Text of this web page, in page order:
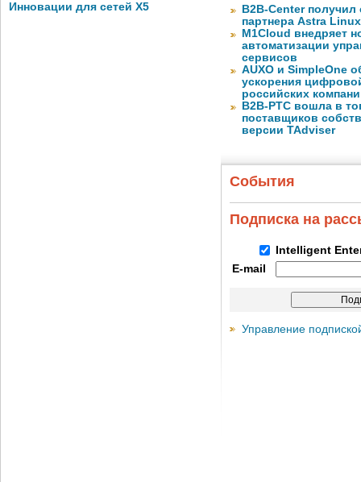
Инновации для сетей X5
B2B-Center получил
партнера Astra Linux
M1Cloud внедряет
автоматизации
сервисов
AUXO и SimpleOne
ускорения
российских
B2B-РТС вошла в
поставщиков
версии TAdviser
События
Подписка на
Intelligent
E-mail
Управление